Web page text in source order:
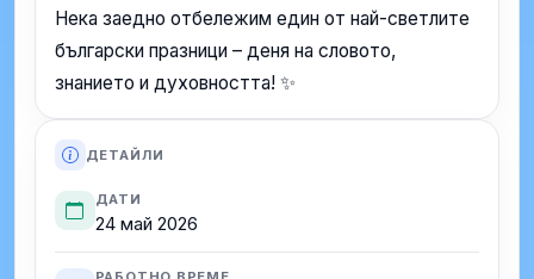
Нека заедно отбележим един от най-светлите
български празници – деня на словото,
знанието и духовността! ✨
ДЕТАЙЛИ
ДАТИ
24 май 2026